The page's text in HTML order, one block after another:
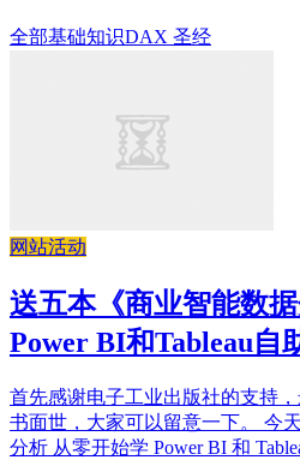
全部基础知识DAX 圣经
网站活动
送五本《商业智能数
Power BI和Tableau自
首先感谢电子工业出版社的支持
书面世，大家可以留意一下。 今
分析 从零开始学 Power BI 和